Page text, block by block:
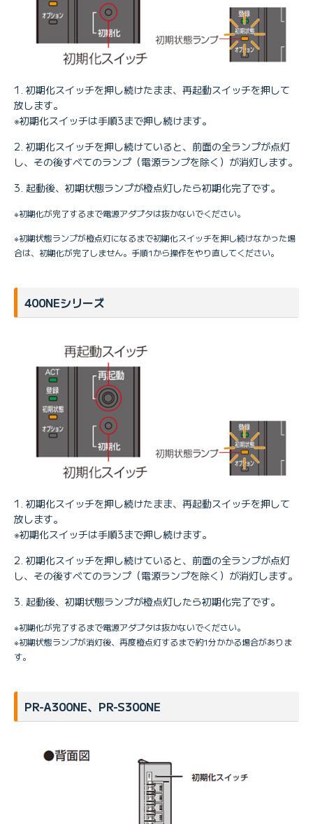
初期化スイッチを押し続けたまま、再起動スイッチを押して
放します。
※初期化スイッチは手順3まで押し続けます。
初期化スイッチを押し続けていると、前面の全ランプが点灯
し、その後すべてのランプ（電源ランプを除く）が消灯します。
起動後、初期状態ランプが橙点灯したら初期化完了です。
※初期化が完了するまで電源アダプタは抜かないでください。
※初期状態ランプが橙点灯になるまで初期化スイッチを押し続けなかった場
合は、初期化が完了しません。手順1から操作をやり直してください。
400NEシリーズ
初期化スイッチを押し続けたまま、再起動スイッチを押して
放します。
※初期化スイッチは手順3まで押し続けます。
初期化スイッチを押し続けていると、前面の全ランプが点灯
し、その後すべてのランプ（電源ランプを除く）が消灯します。
起動後、初期状態ランプが橙点灯したら初期化完了です。
※初期化が完了するまで電源アダプタは抜かないでください。
※初期状態ランプが消灯後、再度橙点灯するまで約1分かかる場合がありま
す。
PR-A300NE、PR-S300NE